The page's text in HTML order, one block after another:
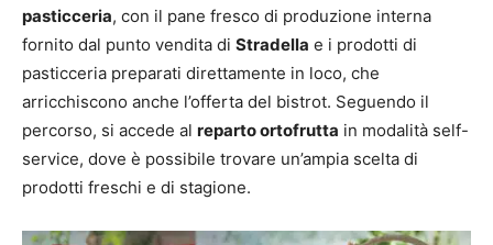
pasticceria, con il pane fresco di produzione interna
fornito dal punto vendita di Stradella e i prodotti di
pasticceria preparati direttamente in loco, che
arricchiscono anche l’offerta del bistrot. Seguendo il
percorso, si accede al reparto ortofrutta in modalità self-
service, dove è possibile trovare un’ampia scelta di
prodotti freschi e di stagione.